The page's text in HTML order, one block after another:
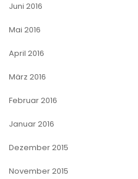
Juni 2016
Mai 2016
April 2016
März 2016
Februar 2016
Januar 2016
Dezember 2015
November 2015